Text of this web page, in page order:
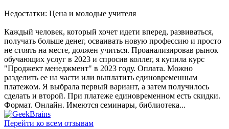
Недостатки: Цена и молодые учителя
Каждый человек, который хочет идети вперед, развиваться,
получать больше денег, осваивать новую профессию и просто
не стоять на месте, должен учиться. Проанализировав рынок
обучающих услуг в 2023 и спросив коллег, я купила курс
"Проджект менеджмент" в 2023 году. Оплата. Можно
разделить ее на части или выплатить единовременным
платежом. Я выбрала первый вариант, а затем получилось
сделать и второй. При платеже единовременном есть скидки.
Формат. Онлайн. Имеются семинары, библиотека...
Перейти ко всем отзывам